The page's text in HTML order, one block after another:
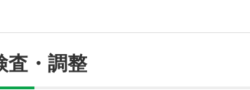
査・調整